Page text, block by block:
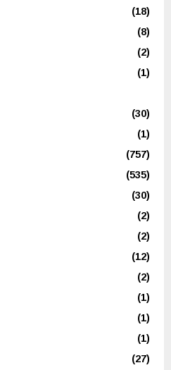
(18)
(8)
(2)
(1)
(30)
(1)
(757)
(535)
(30)
(2)
(2)
(12)
(2)
(1)
(1)
(1)
(27)